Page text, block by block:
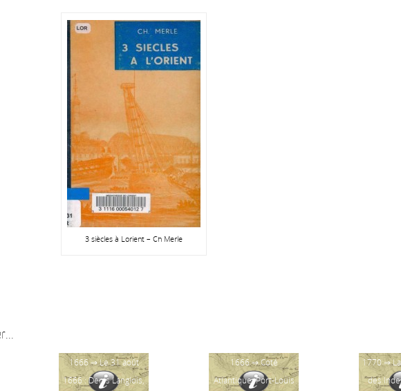
3 siècles à Lorient – Ch Merle
1666 ⇒ Le 31 août
1666 : Denis Langlois,
1666 ⇒ Coté
Atlantique, Port-Louis
1770 ⇒
des